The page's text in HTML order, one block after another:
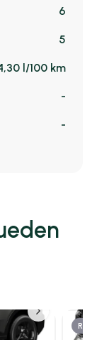
6
5
l/100 km
-
-